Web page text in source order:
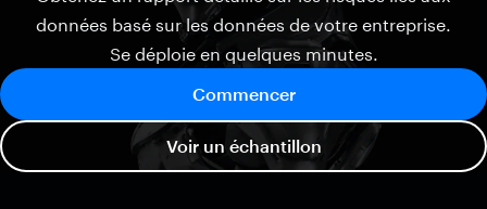
données basé sur les données de votre entreprise.
Se déploie en quelques minutes.
Commencer
Voir un échantillon